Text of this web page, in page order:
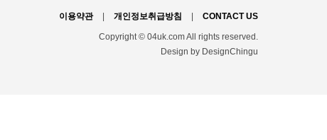
이용약관 개인정보취급방침 CONTACT US
Copyright © 04uk.com All rights reserved.
Design by DesignChingu